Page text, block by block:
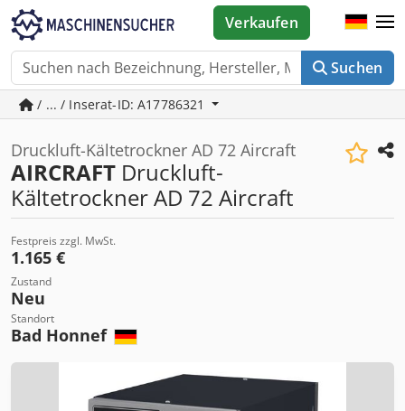
Suchen
Verkaufen
/ ... / Inserat-ID: A17786321
Druckluft-Kältetrockner AD 72 Aircraft
AIRCRAFT Druckluft-
Kältetrockner AD 72 Aircraft
Festpreis zzgl. MwSt.
1.165 €
Zustand
Neu
Standort
Bad Honnef